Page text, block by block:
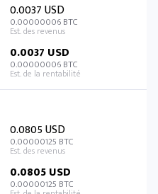
0.0037 USD
0.00000006 BTC
0.0037 USD
0.00000006 BTC
0.0805 USD
0.00000125 BTC
0.0805 USD
0.00000125 BTC